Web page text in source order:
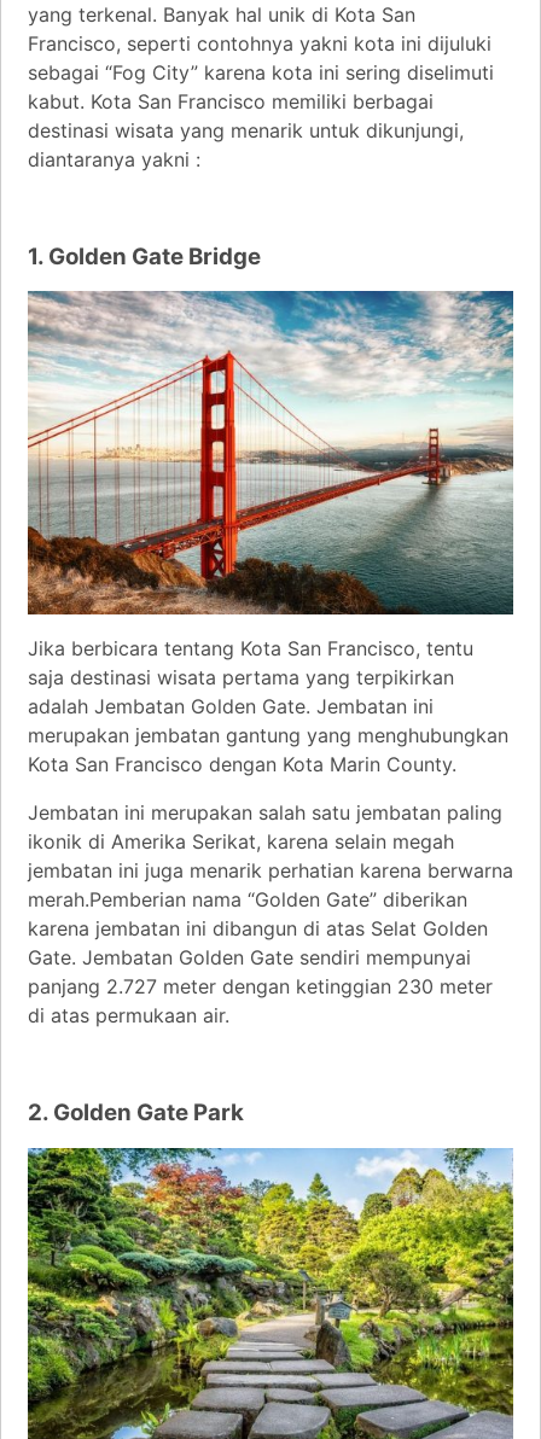
yang terkenal. Banyak hal unik di Kota San
Francisco, seperti contohnya yakni kota ini dijuluki
sebagai “Fog City” karena kota ini sering diselimuti
kabut. Kota San Francisco memiliki berbagai
destinasi wisata yang menarik untuk dikunjungi,
diantaranya yakni :
1. Golden Gate Bridge
Jika berbicara tentang Kota San Francisco, tentu
saja destinasi wisata pertama yang terpikirkan
adalah Jembatan Golden Gate. Jembatan ini
merupakan jembatan gantung yang menghubungkan
Kota San Francisco dengan Kota Marin County.
Jembatan ini merupakan salah satu jembatan paling
ikonik di Amerika Serikat, karena selain megah
jembatan ini juga menarik perhatian karena berwarna
merah.Pemberian nama “Golden Gate” diberikan
karena jembatan ini dibangun di atas Selat Golden
Gate. Jembatan Golden Gate sendiri mempunyai
panjang 2.727 meter dengan ketinggian 230 meter
di atas permukaan air.
2. Golden Gate Park